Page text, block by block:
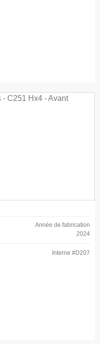
Année de fabrication
2024
Interne #D207